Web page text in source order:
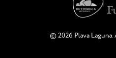
© 2026 Plava